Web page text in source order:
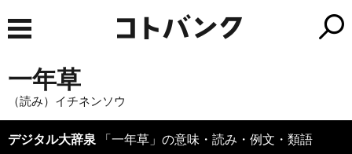
一年草
（読み）イチネンソウ
デジタル大辞泉 「一年草」の意味・読み・例文・類語